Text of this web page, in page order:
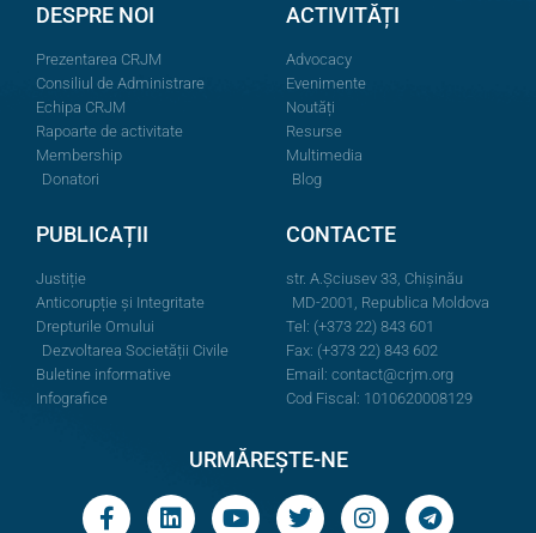
DESPRE NOI
Prezentarea CRJM
Consiliul de Administrare
Echipa CRJM
Rapoarte de activitate
Membership
Donatori
ACTIVITĂȚI
Advocacy
Evenimente
Noutăți
Resurse
Multimedia
Blog
PUBLICAȚII
Justiție
Anticorupție și Integritate
Drepturile Omului
Dezvoltarea Societății Civile
Buletine informative
Infografice
CONTACTE
str. A.Şciusev 33, Chișinău
MD-2001, Republica Moldova
Tel: (+373 22) 843 601
Fax: (+373 22) 843 602
Email: contact@crjm.org
Cod Fiscal: 1010620008129
URMĂREȘTE-NE